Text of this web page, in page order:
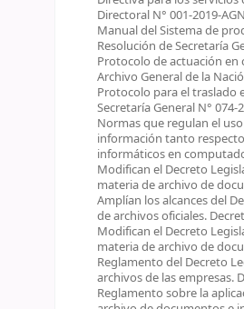
Directoral N° 001-2019-
Manual del Sistema de
Resolución de Secretaría
Protocolo de actuación
Archivo General de la
Protocolo para el traslado
Secretaría General N° 074-
Normas que regulan el
información tanto
informáticos en
Modifican el Decreto
materia de archivo de
Amplían los alcances del
de archivos oficiales.
Modifican el Decreto
materia de archivo de
Reglamento del Decreto
archivos de las empresas.
Reglamento sobre la